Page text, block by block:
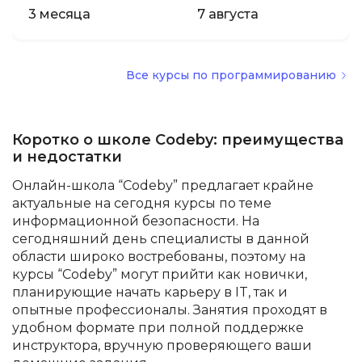
3 месяца 7 августа
Все курсы по программированию
Коротко о школе Codeby: преимущества
и недостатки
Онлайн-школа “Codeby” предлагает крайне
актуальные на сегодня курсы по теме
информационной безопасности. На
сегодняшний день специалисты в данной
области широко востребованы, поэтому на
курсы “Codeby” могут прийти как новички,
планирующие начать карьеру в IT, так и
опытные профессионалы. Занятия проходят в
удобном формате при полной поддержке
инструктора, вручную проверяющего ваши